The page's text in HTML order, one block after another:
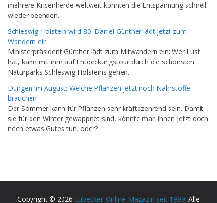
mehrere Krisenherde weltweit könnten die Entspannung schnell
wieder beenden.
Schleswig-Holstein wird 80: Daniel Günther lädt jetzt zum
Wandern ein
Ministerpräsident Günther lädt zum Mitwandern ein: Wer Lust
hat, kann mit ihm auf Entdeckungstour durch die schönsten
Naturparks Schleswig-Holsteins gehen.
Düngen im August: Welche Pflanzen jetzt noch Nährstoffe
brauchen
Der Sommer kann für Pflanzen sehr kräftezehrend sein. Damit
sie für den Winter gewappnet sind, könnte man ihnen jetzt doch
noch etwas Gutes tun, oder?
Copyright © 2026 Lübecker-Online-Magazin seit 1999. Alle